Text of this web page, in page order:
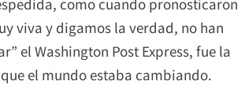
viva y digamos la verdad, no han
el Washington Post Express, fue la
el mundo estaba cambiando.